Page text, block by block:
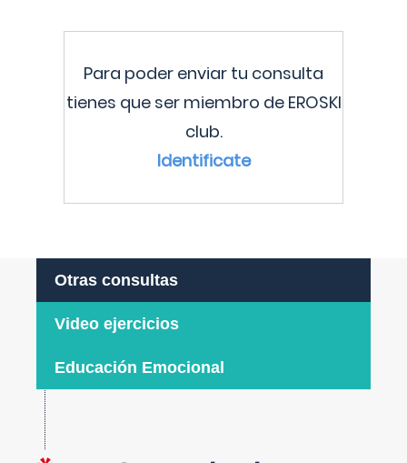
Para poder enviar tu consulta
tienes que ser miembro de EROSKI
club.
Identificate
Otras consultas
Video ejercicios
Educación Emocional